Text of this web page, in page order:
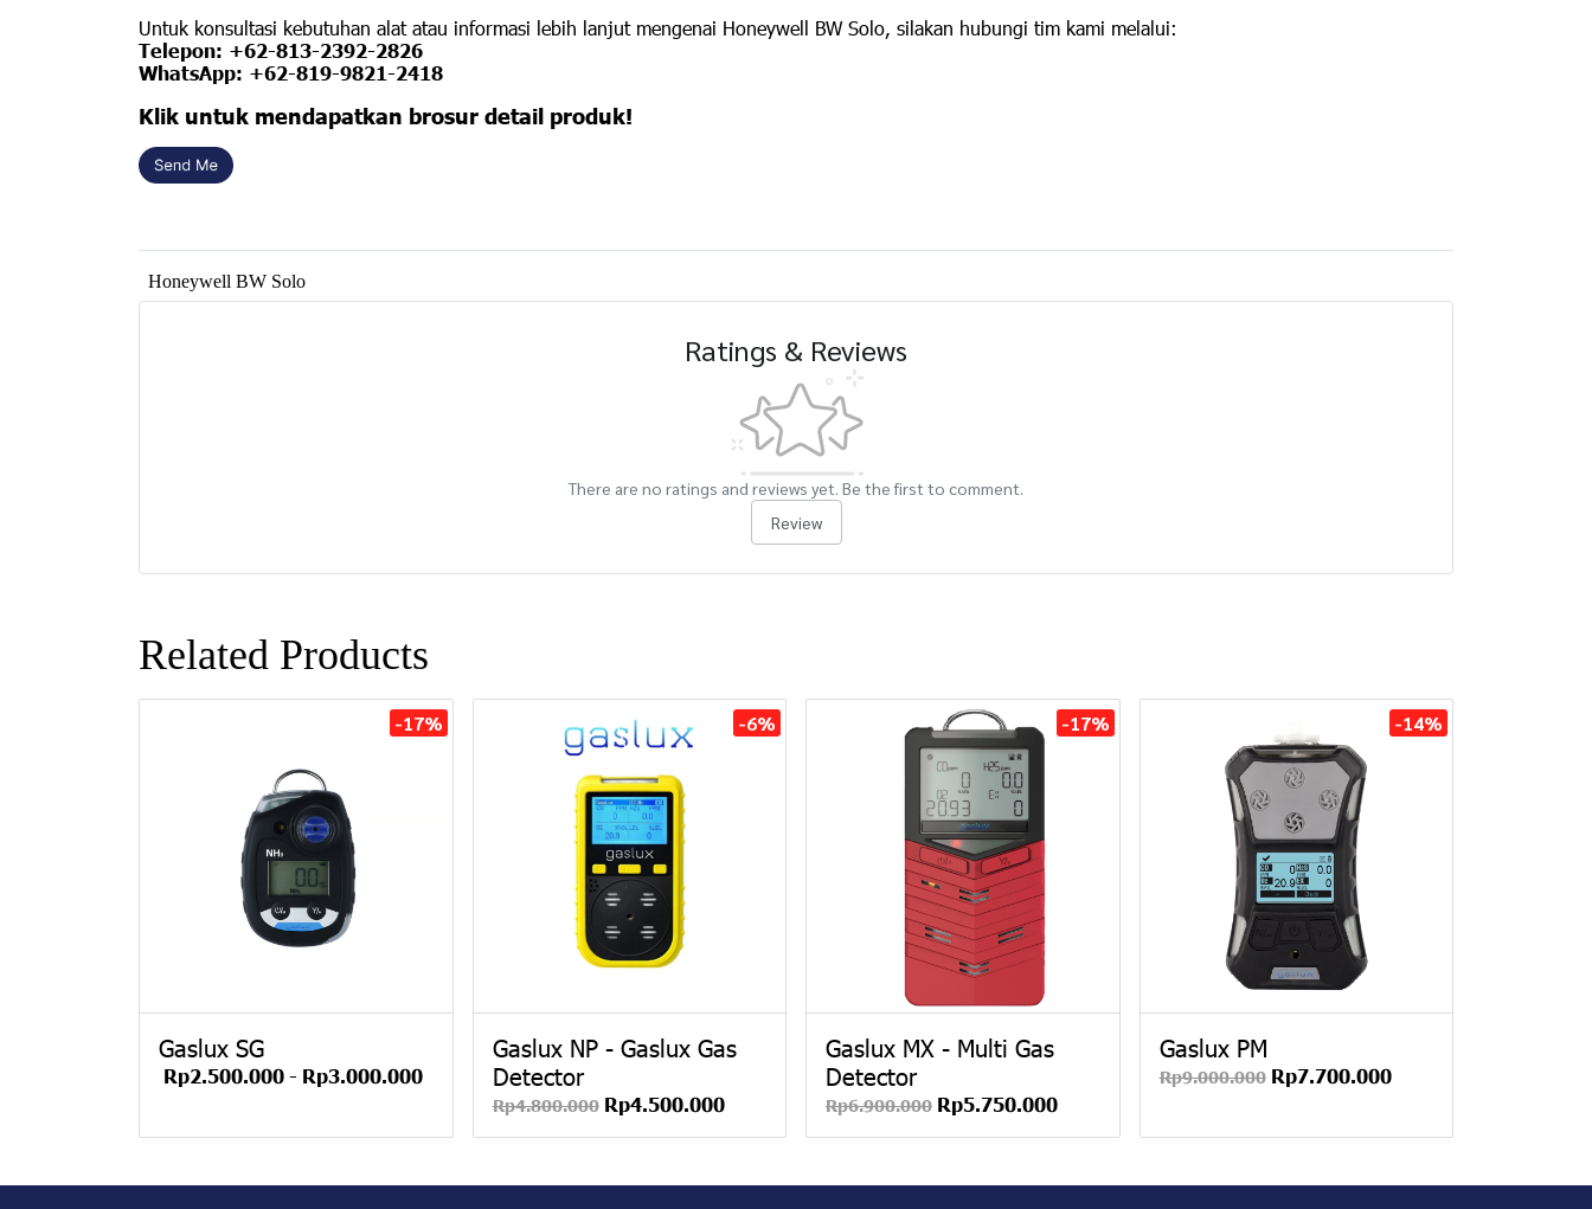
Untuk konsultasi kebutuhan alat atau informasi lebih lanjut mengenai Honeywell BW Solo, silakan hubungi tim kami melalui:
Telepon: +62-813-2392-2826
WhatsApp: +62-819-9821-2418
Klik untuk mendapatkan brosur detail produk!
Honeywell BW Solo
Ratings & Reviews
There are no ratings and reviews yet. Be the first to comment.
Review
Related Products
-17%
Gaslux SG
Rp2.500.000 - Rp3.000.000
-6%
Gaslux NP - Gaslux Gas
Detector
Rp4.800.000 Rp4.500.000
-17%
Gaslux MX - Multi Gas
Detector
Rp6.900.000 Rp5.750.000
-14%
Gaslux PM
Rp9.000.000 Rp7.700.000